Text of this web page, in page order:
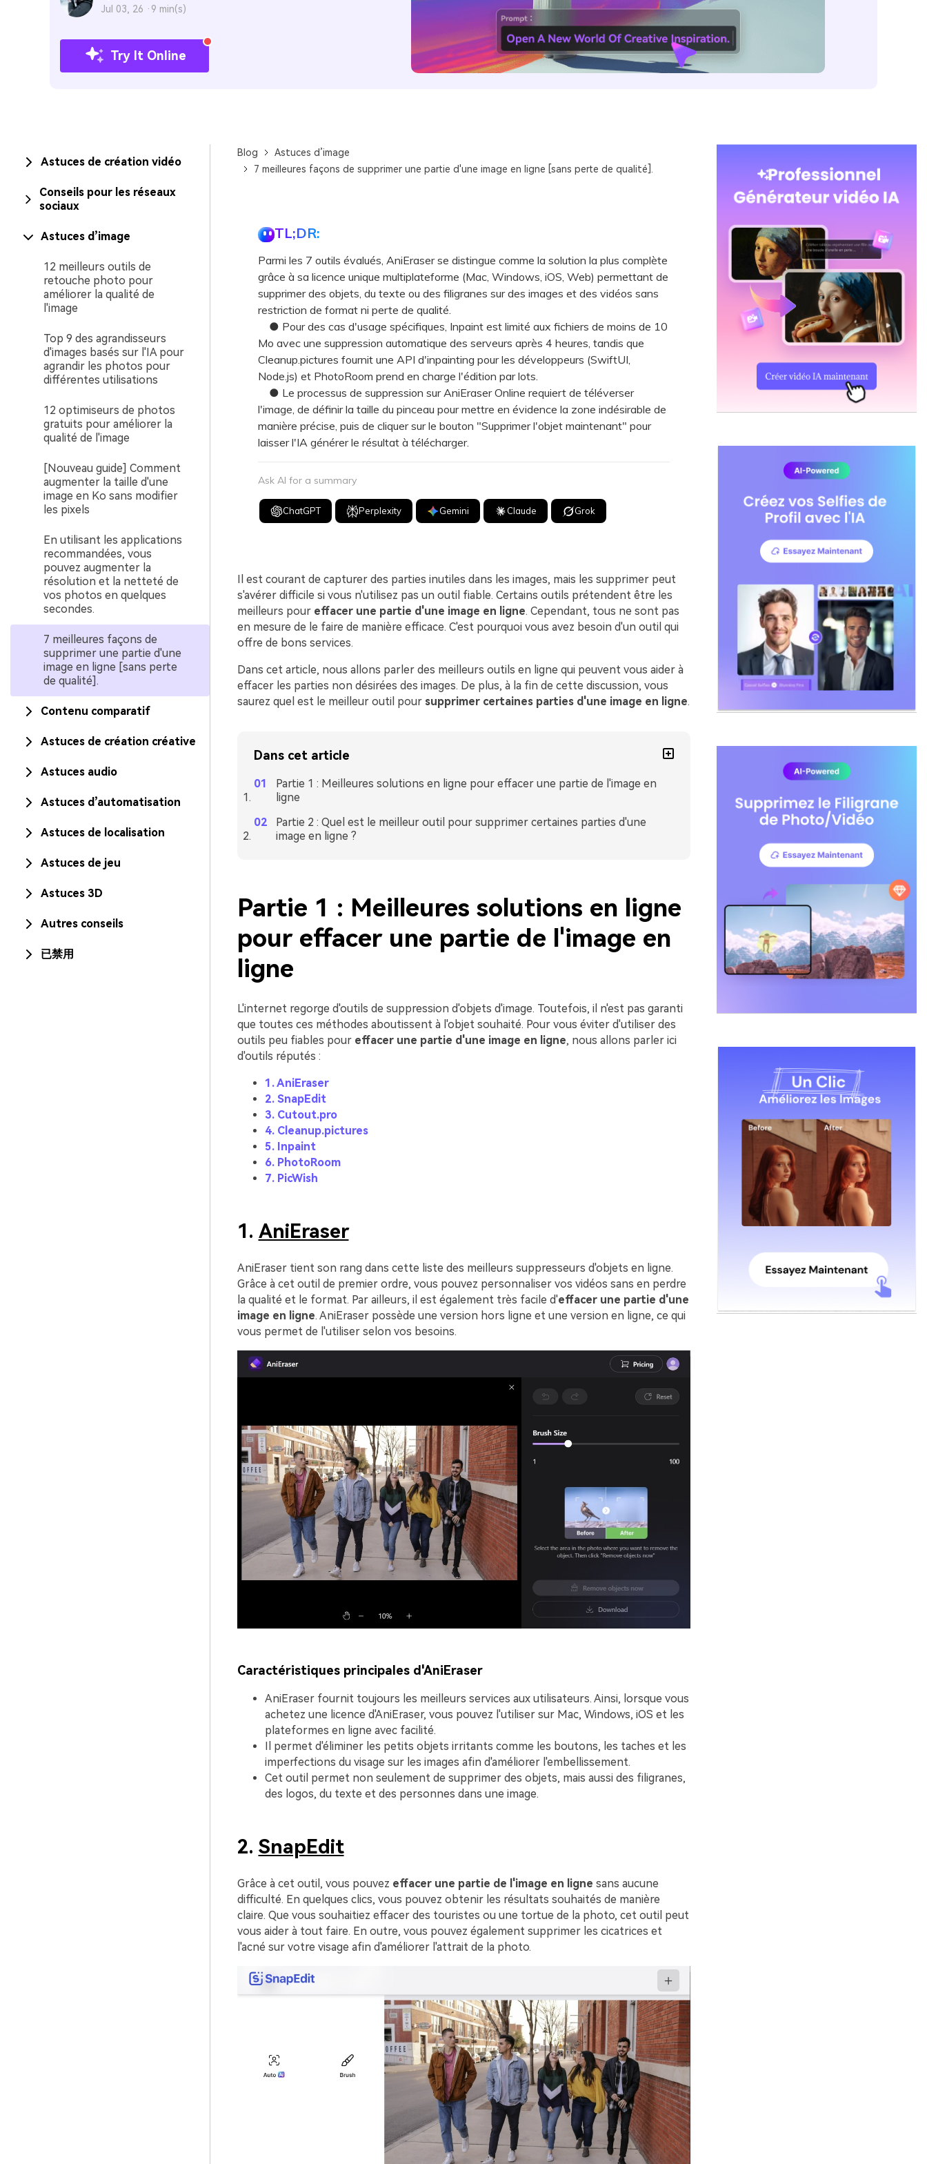
Jul 03, 26 · 9 min(s)
Try It Online
Astuces de création vidéo
Conseils pour les réseaux
sociaux
Astuces d’image
12 meilleurs outils de
retouche photo pour
améliorer la qualité de
l'image
Top 9 des agrandisseurs
d'images basés sur l'IA pour
agrandir les photos pour
différentes utilisations
12 optimiseurs de photos
gratuits pour améliorer la
qualité de l'image
[Nouveau guide] Comment
augmenter la taille d'une
image en Ko sans modifier
les pixels
En utilisant les applications
recommandées, vous
pouvez augmenter la
résolution et la netteté de
vos photos en quelques
secondes.
7 meilleures façons de
supprimer une partie d'une
image en ligne [sans perte
de qualité].
Contenu comparatif
Astuces de création créative
Astuces audio
Astuces d’automatisation
Astuces de localisation
Astuces de jeu
Astuces 3D
Autres conseils
已禁用
Blog
Astuces d’image
7 meilleures façons de supprimer une partie d'une image en ligne [sans perte de qualité].
TL;DR:
Parmi les 7 outils évalués, AniEraser se distingue comme la solution la plus complète
grâce à sa licence unique multiplateforme (Mac, Windows, iOS, Web) permettant de
supprimer des objets, du texte ou des filigranes sur des images et des vidéos sans
restriction de format ni perte de qualité.
● Pour des cas d'usage spécifiques, Inpaint est limité aux fichiers de moins de 10
Mo avec une suppression automatique des serveurs après 4 heures, tandis que
Cleanup.pictures fournit une API d'inpainting pour les développeurs (SwiftUI,
Node.js) et PhotoRoom prend en charge l'édition par lots.
● Le processus de suppression sur AniEraser Online requiert de téléverser
l'image, de définir la taille du pinceau pour mettre en évidence la zone indésirable de
manière précise, puis de cliquer sur le bouton "Supprimer l'objet maintenant" pour
laisser l'IA générer le résultat à télécharger.
Ask AI for a summary
ChatGPT Perplexity Gemini Claude Grok
Il est courant de capturer des parties inutiles dans les images, mais les supprimer peut
s'avérer difficile si vous n'utilisez pas un outil fiable. Certains outils prétendent être les
meilleurs pour effacer une partie d'une image en ligne. Cependant, tous ne sont pas
en mesure de le faire de manière efficace. C'est pourquoi vous avez besoin d'un outil qui
offre de bons services.
Dans cet article, nous allons parler des meilleurs outils en ligne qui peuvent vous aider à
effacer les parties non désirées des images. De plus, à la fin de cette discussion, vous
saurez quel est le meilleur outil pour supprimer certaines parties d'une image en ligne.
Dans cet article
Partie 1 : Meilleures solutions en ligne pour effacer une partie de l'image en
ligne
Partie 2 : Quel est le meilleur outil pour supprimer certaines parties d'une
image en ligne ?
Partie 1 : Meilleures solutions en ligne
pour effacer une partie de l'image en
ligne
L'internet regorge d'outils de suppression d'objets d'image. Toutefois, il n'est pas garanti
que toutes ces méthodes aboutissent à l'objet souhaité. Pour vous éviter d'utiliser des
outils peu fiables pour effacer une partie d'une image en ligne, nous allons parler ici
d'outils réputés :
1. AniEraser
2. SnapEdit
3. Cutout.pro
4. Cleanup.pictures
5. Inpaint
6. PhotoRoom
7. PicWish
1. AniEraser
AniEraser tient son rang dans cette liste des meilleurs suppresseurs d'objets en ligne.
Grâce à cet outil de premier ordre, vous pouvez personnaliser vos vidéos sans en perdre
la qualité et le format. Par ailleurs, il est également très facile d'effacer une partie d'une
image en ligne. AniEraser possède une version hors ligne et une version en ligne, ce qui
vous permet de l'utiliser selon vos besoins.
Caractéristiques principales d'AniEraser
AniEraser fournit toujours les meilleurs services aux utilisateurs. Ainsi, lorsque vous
achetez une licence d'AniEraser, vous pouvez l'utiliser sur Mac, Windows, iOS et les
plateformes en ligne avec facilité.
Il permet d'éliminer les petits objets irritants comme les boutons, les taches et les
imperfections du visage sur les images afin d'améliorer l'embellissement.
Cet outil permet non seulement de supprimer des objets, mais aussi des filigranes,
des logos, du texte et des personnes dans une image.
2. SnapEdit
Grâce à cet outil, vous pouvez effacer une partie de l'image en ligne sans aucune
difficulté. En quelques clics, vous pouvez obtenir les résultats souhaités de manière
claire. Que vous souhaitiez effacer des touristes ou une tortue de la photo, cet outil peut
vous aider à tout faire. En outre, vous pouvez également supprimer les cicatrices et
l'acné sur votre visage afin d'améliorer l'attrait de la photo.